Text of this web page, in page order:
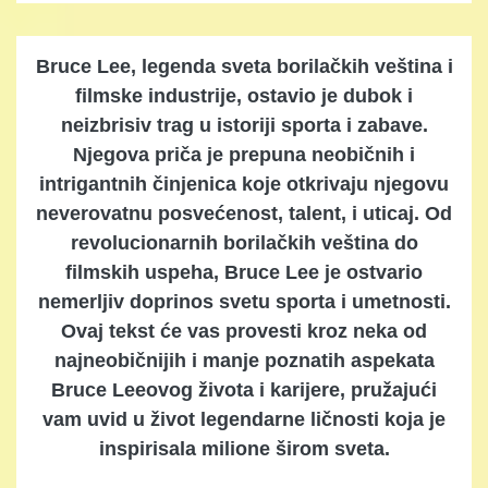
Bruce Lee, legenda sveta borilačkih veština i
filmske industrije, ostavio je dubok i
neizbrisiv trag u istoriji sporta i zabave.
Njegova priča je prepuna neobičnih i
intrigantnih činjenica koje otkrivaju njegovu
neverovatnu posvećenost, talent, i uticaj. Od
revolucionarnih borilačkih veština do
filmskih uspeha, Bruce Lee je ostvario
nemerljiv doprinos svetu sporta i umetnosti.
Ovaj tekst će vas provesti kroz neka od
najneobičnijih i manje poznatih aspekata
Bruce Leeovog života i karijere, pružajući
vam uvid u život legendarne ličnosti koja je
inspirisala milione širom sveta.